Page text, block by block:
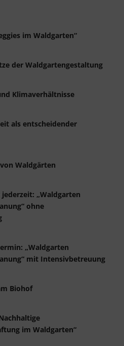
im Waldgarten“
der Waldgartengestaltung
Klimaverhältnisse
als entscheidender
Waldgärten
„Waldgarten
ohne
„Waldgarten
mit Intensivbetreuung
Biohof
im Waldgarten“